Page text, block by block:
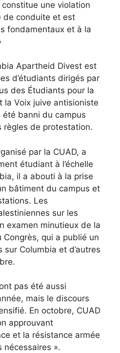
une violation
de conduite et est
fondamentaux et à la
Apartheid Divest est
d’étudiants dirigés par
des Étudiants pour la
la Voix juive antisioniste
été banni du campus
règles de protestation.
par la CUAD, a
étudiant à l’échelle
il a abouti à la prise
bâtiment du campus et
Les
sur les
examen minutieux de la
qui a publié un
sur Columbia et d’autres
pas été aussi
mais le discours
En octobre, CUAD
approuvant
et la résistance armée
nécessaires ».